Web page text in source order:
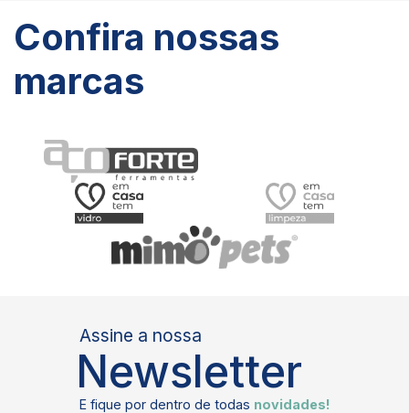
Confira nossas
marcas
Assine a nossa
Newsletter
E fique por dentro de todas novidades!